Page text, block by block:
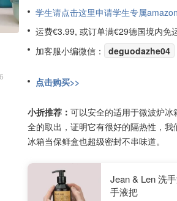
学生请点击这里申请学生专属
运费€3.99, 或订单满€29德国境内免
加客服小编微信：
deguodazhe04
点击购买>>
小折推荐： 可以安全的适用于微波炉
全的取出，证明它有很好的隔热性，
冰箱当保鲜盒也超级密封不串味道。
Jean & Len 洗
手液把